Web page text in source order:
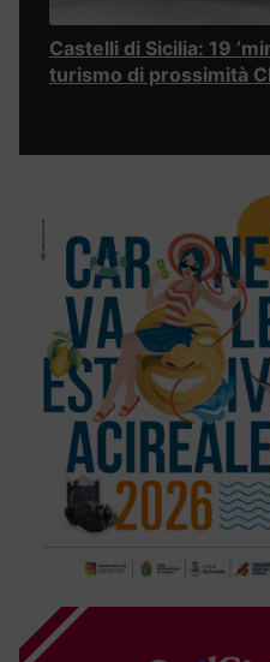
Castelli di Sicilia: 19
turismo di prossimità